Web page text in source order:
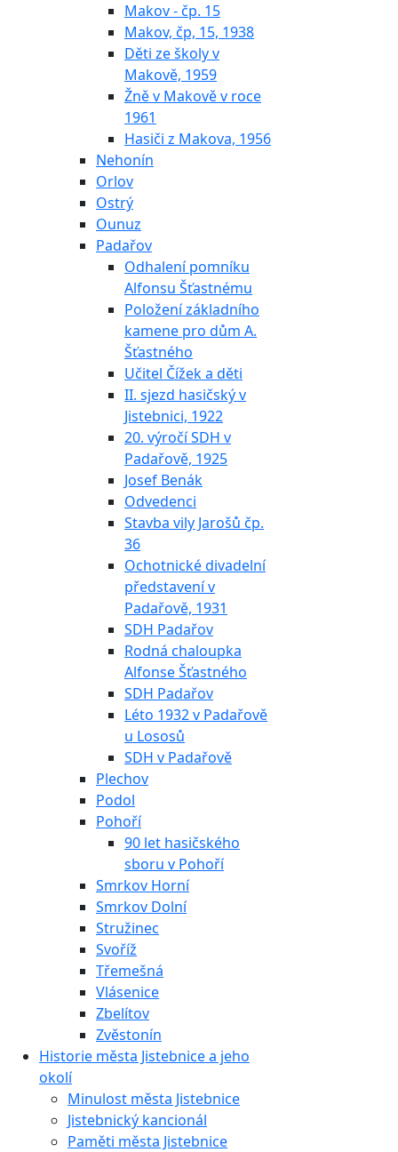
Makov - čp. 15
Makov, čp, 15, 1938
Děti ze školy v
Makově, 1959
Žně v Makově v roce
1961
Hasiči z Makova, 1956
Nehonín
Orlov
Ostrý
Ounuz
Padařov
Odhalení pomníku
Alfonsu Šťastnému
Položení základního
kamene pro dům A.
Šťastného
Učitel Čížek a děti
II. sjezd hasičský v
Jistebnici, 1922
20. výročí SDH v
Padařově, 1925
Josef Benák
Odvedenci
Stavba vily Jarošů čp.
36
Ochotnické divadelní
představení v
Padařově, 1931
SDH Padařov
Rodná chaloupka
Alfonse Šťastného
SDH Padařov
Léto 1932 v Padařově
u Lososů
SDH v Padařově
Plechov
Podol
Pohoří
90 let hasičského
sboru v Pohoří
Smrkov Horní
Smrkov Dolní
Stružinec
Svoříž
Třemešná
Vlásenice
Zbelítov
Zvěstonín
Historie města Jistebnice a jeho
okolí
Minulost města Jistebnice
Jistebnický kancionál
Paměti města Jistebnice